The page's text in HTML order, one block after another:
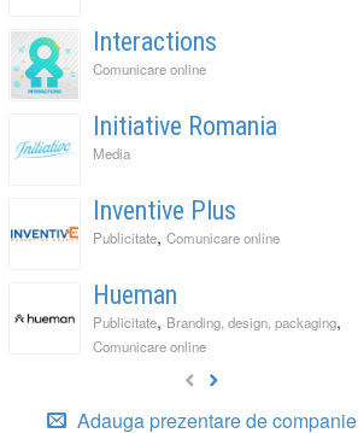
Interactions
Comunicare online
Initiative Romania
Media
Inventive Plus
Publicitate, Comunicare online
Hueman
Publicitate, Branding, design, packaging,
Comunicare online
Adauga prezentare de companie